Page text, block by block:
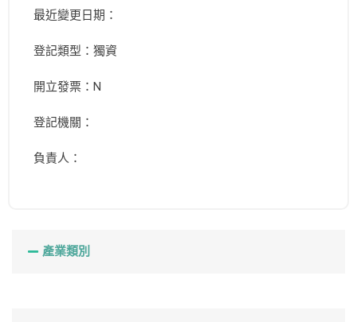
最近變更日期：
登記類型：獨資
開立發票：N
登記機關：
負責人：
產業類別